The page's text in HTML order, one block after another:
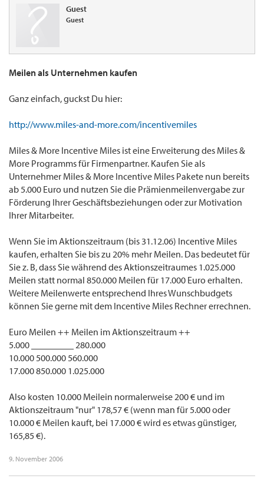
Guest
Guest
Meilen als Unternehmen kaufen
Ganz einfach, guckst Du hier:
http://www.miles-and-more.com/incentivemiles
Miles & More Incentive Miles ist eine Erweiterung des Miles &
More Programms für Firmenpartner. Kaufen Sie als
Unternehmer Miles & More Incentive Miles Pakete nun bereits
ab 5.000 Euro und nutzen Sie die Prämienmeilenvergabe zur
Förderung Ihrer Geschäftsbeziehungen oder zur Motivation
Ihrer Mitarbeiter.
Wenn Sie im Aktionszeitraum (bis 31.12.06) Incentive Miles
kaufen, erhalten Sie bis zu 20% mehr Meilen. Das bedeutet für
Sie z. B, dass Sie während des Aktionszeitraumes 1.025.000
Meilen statt normal 850.000 Meilen für 17.000 Euro erhalten.
Weitere Meilenwerte entsprechend Ihres Wunschbudgets
können Sie gerne mit dem Incentive Miles Rechner errechnen.
Euro Meilen ++ Meilen im Aktionszeitraum ++
5.000 _________ 280.000
10.000 500.000 560.000
17.000 850.000 1.025.000
Also kosten 10.000 Meilein normalerweise 200 € und im
Aktionszeitraum "nur" 178,57 € (wenn man für 5.000 oder
10.000 € Meilen kauft, bei 17.000 € wird es etwas günstiger,
165,85 €).
9. November 2006